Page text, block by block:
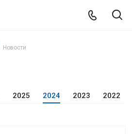
Новости
2025 2024 2023 2022